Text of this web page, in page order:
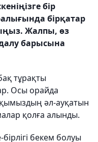
бір
бірқатар
Жалпы, өз
барысына
тұрақты
Осы орайда
әл-ауқатын
қолға алынды.
бекем болуы